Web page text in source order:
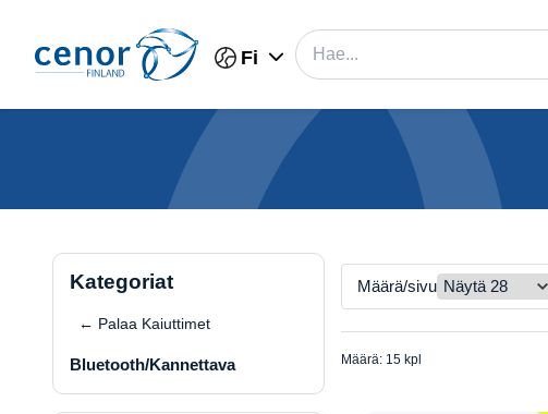
Fi
Kategoriat
← Palaa Kaiuttimet
Bluetooth/Kannettava
Määrä/sivu
Määrä: 15 kpl